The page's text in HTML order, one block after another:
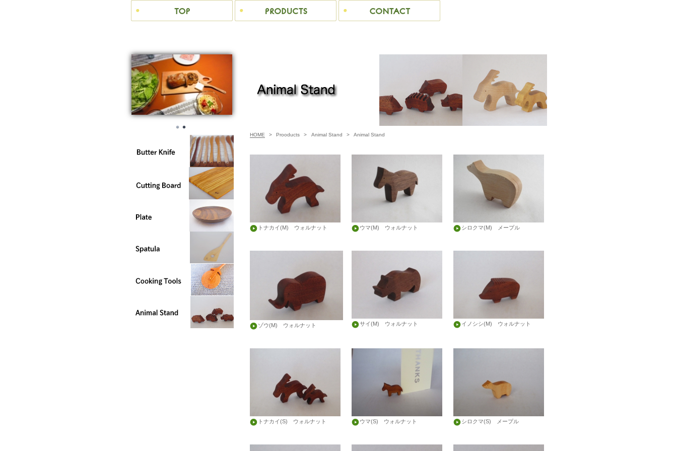
HOME > Prooducts > Animal Stand > Animal Stand
トナカイ(M) ウォルナット ウマ(M) ウォルナット シロクマ(M) メープル
ゾウ(M) ウォルナット サイ(M) ウォルナット イノシシ(M) ウォルナット
トナカイ(S) ウォルナット ウマ(S) ウォルナット シロクマ(S) メープル